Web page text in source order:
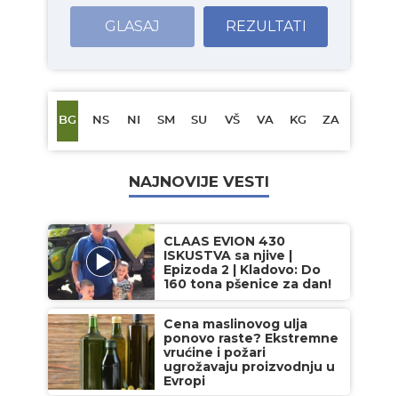
GLASAJ REZULTATI
BG NS NI SM SU VŠ VA KG ZA
NAJNOVIJE VESTI
CLAAS EVION 430
ISKUSTVA sa njive |
Epizoda 2 | Kladovo: Do
160 tona pšenice za dan!
Cena maslinovog ulja
ponovo raste? Ekstremne
vrućine i požari
ugrožavaju proizvodnju u
Evropi